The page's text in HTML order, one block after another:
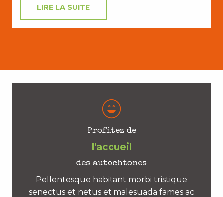
LIRE LA SUITE
Profitez de
l'accueil
des autochtones
Pellentesque habitant morbi tristique
senectus et netus et malesuada fames ac